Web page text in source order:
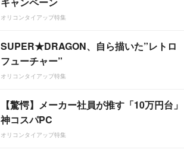
オリコンタイアップ特集
SUPER★DRAGON、自ら描いた”レトロ
フューチャー”
オリコンタイアップ特集
【驚愕】メーカー社員が推す「10万円台」
神コスパPC
オリコンタイアップ特集